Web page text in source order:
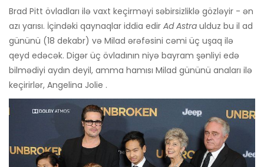
Brad Pitt övladları ilə vaxt keçirməyi səbirsizliklə gözləyir - ən
azı yarısı. İçindəki qaynaqlar iddia edir Ad Astra ulduz bu il ad
gününü (18 dekabr) və Milad ərəfəsini cəmi üç uşaq ilə
qeyd edəcək. Digər üç övladının niyə bayram şənliyi edə
bilmədiyi aydın deyil, amma hamısı Milad gününü anaları ilə
keçirirlər, Angelina Jolie .